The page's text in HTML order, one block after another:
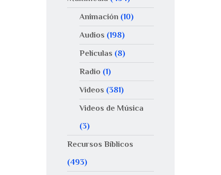
Animación(10)
Audios (198)
Películas (8)
Radio (1)
Videos (381)
Videos de Música
(3)
Recursos Bíblicos
(493)